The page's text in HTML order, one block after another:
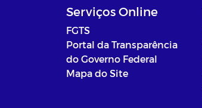
Serviços Online
FGTS
Portal da Transparência
do Governo Federal
Mapa do Site